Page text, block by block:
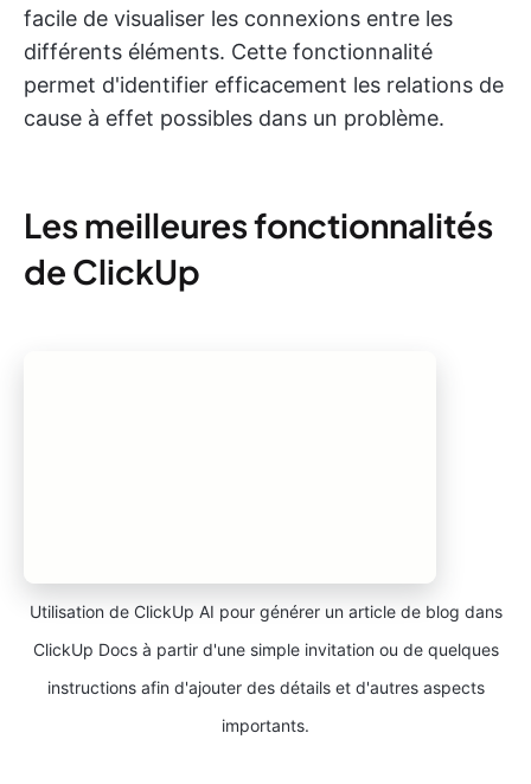
facile de visualiser les connexions entre les
différents éléments. Cette fonctionnalité
permet d'identifier efficacement les relations de
cause à effet possibles dans un problème.
Les meilleures fonctionnalités
de ClickUp
Utilisation de ClickUp AI pour générer un article de blog dans
ClickUp Docs à partir d'une simple invitation ou de quelques
instructions afin d'ajouter des détails et d'autres aspects
importants.